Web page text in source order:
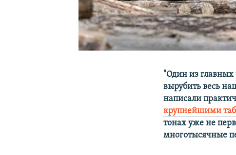
"Один из главных
вырубить весь
написали
крупнейшими
тонах уже не
многотысячные